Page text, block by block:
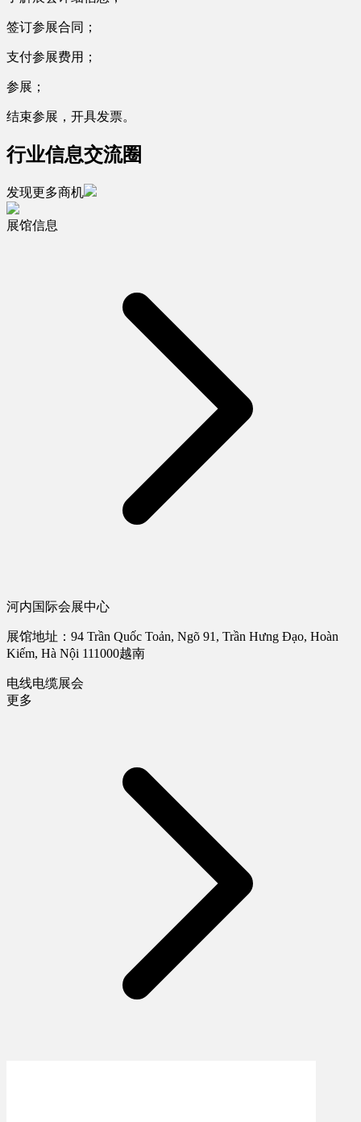
签订参展合同；
支付参展费用；
参展；
结束参展，开具发票。
行业信息交流圈
发现更多商机
展馆信息
河内国际会展中心
展馆地址：94 Trần Quốc Toản, Ngõ 91, Trần Hưng Đạo, Hoàn
Kiếm, Hà Nội 111000越南
电线电缆展会
更多